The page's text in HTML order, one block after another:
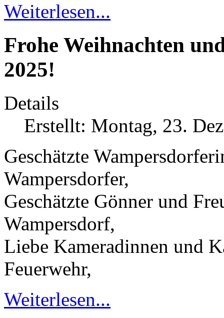
Weiterlesen...
Frohe Weihnachten
2025!
Details
Erstellt: Montag, 23.
Geschätzte
Wampersdorfer,
Geschätzte Gönner und
Wampersdorf,
Liebe Kameradinnen und
Feuerwehr,
Weiterlesen...